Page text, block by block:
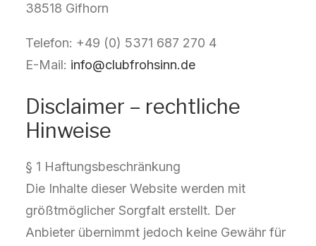
38518 Gifhorn
Telefon: +49 (0) 5371 687 270 4
E-Mail: info@clubfrohsinn.de
Disclaimer – rechtliche
Hinweise
§ 1 Haftungsbeschränkung
Die Inhalte dieser Website werden mit
größtmöglicher Sorgfalt erstellt. Der
Anbieter übernimmt jedoch keine Gewähr für